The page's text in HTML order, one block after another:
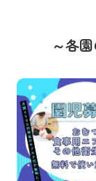
～各